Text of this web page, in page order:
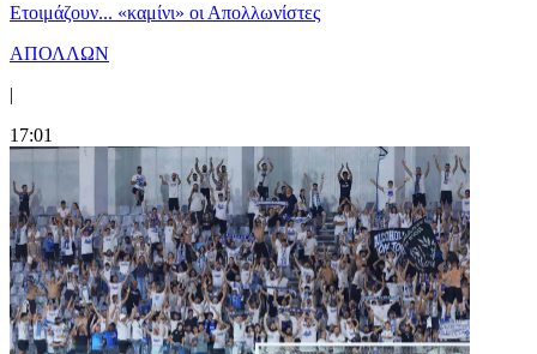
Ετοιμάζουν... «καμίνι» οι Απολλωνίστες
ΑΠΟΛΛΩΝ
|
17:01